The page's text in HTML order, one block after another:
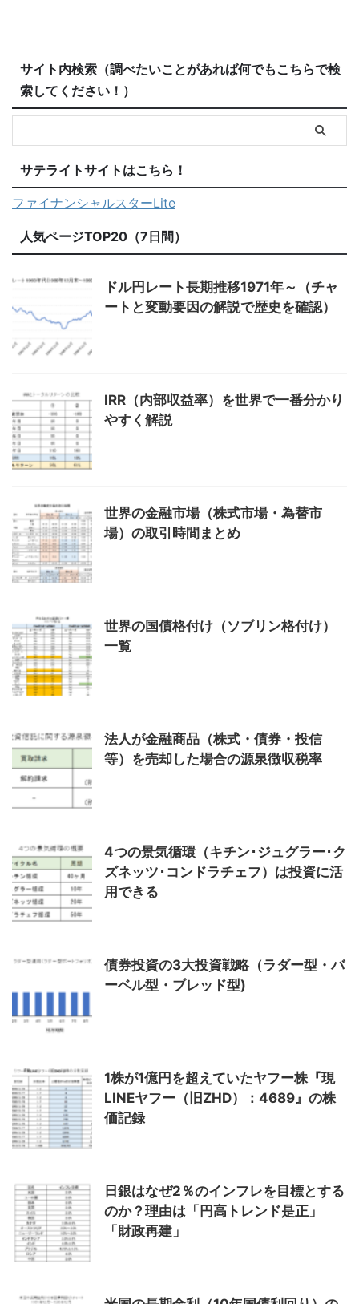
サイト内検索（調べたいことがあれば何でもこちらで検
索してください！）
サテライトサイトはこちら！
ファイナンシャルスターLite
人気ページTOP20（7日間）
ドル円レート長期推移1971年～（チャ
ートと変動要因の解説で歴史を確認）
IRR（内部収益率）を世界で一番分かり
やすく解説
世界の金融市場（株式市場・為替市
場）の取引時間まとめ
世界の国債格付け（ソブリン格付け）
一覧
法人が金融商品（株式・債券・投信
等）を売却した場合の源泉徴収税率
4つの景気循環（キチン･ジュグラー･ク
ズネッツ･コンドラチェフ）は投資に活
用できる
債券投資の3大投資戦略（ラダー型・バ
ーベル型・ブレッド型)
1株が1億円を超えていたヤフー株『現
LINEヤフー（旧ZHD）：4689』の株
価記録
日銀はなぜ2％のインフレを目標とする
のか？理由は「円高トレンド是正」
「財政再建」